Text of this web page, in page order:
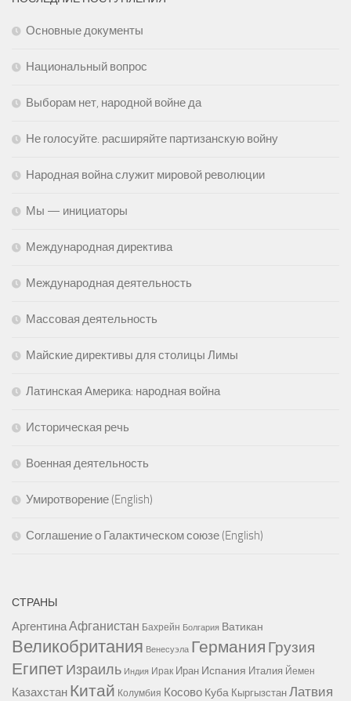
Основные документы
Национальный вопрос
Выборам нет, народной войне да
Не голосуйте. расширяйте партизанскую войну
Народная война служит мировой революции
Мы — инициаторы
Международная директива
Международная деятельность
Массовая деятельность
Майские директивы для столицы Лимы
Латинская Америка: народная война
Историческая речь
Военная деятельность
Умиротворение (English)
Соглашение о Галактическом союзе (English)
СТРАНЫ
АргентинаАфганистан Бахрейн Болгария Ватикан
Великобритания Венесуэла Германия Грузия
ЕгипетИзраиль Индия Ирак Иран Испания Италия Йемен
Казахстан Китай Колумбия Косово Куба Кыргызстан Латвия